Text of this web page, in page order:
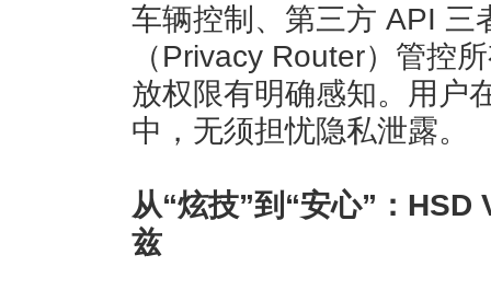
车辆控制、第三方 API 三
（Privacy Router）管控
放权限有明确感知。用户
中，无须担忧隐私泄露。
从“炫技”到“安心”：
兹